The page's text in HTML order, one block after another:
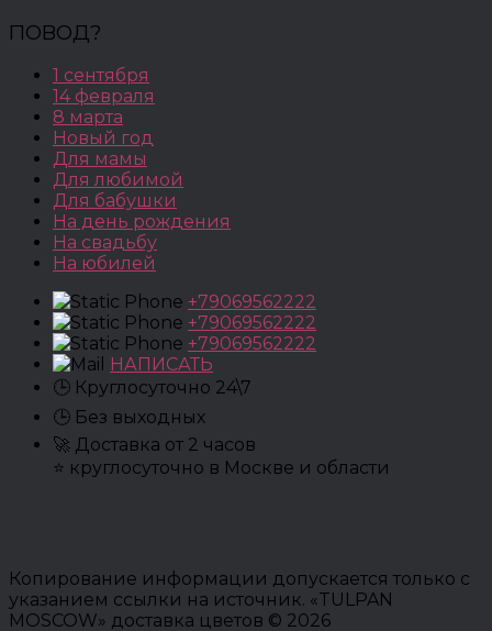
ПОВОД?
1 сентября
14 февраля
8 марта
Новый год
Для мамы
Для любимой
Для бабушки
На день рождения
На свадьбу
На юбилей
+79069562222
+79069562222
+79069562222
НАПИСАТЬ
🕒 Круглосуточно 24\7
🕒 Без выходных
🚀 Доставка от 2 часов
⭐ круглосуточно в Москве и области
Копирование информации допускается только с
указанием ссылки на источник. «TULPAN
MOSCOW» доставка цветов © 2026